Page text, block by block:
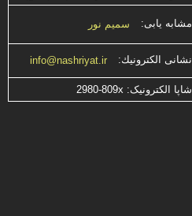
مشابه یابی: سمیم نور
نشانی الكترونیك: info@nashriyat.ir
شاپا الکترونیک: 2980-809x